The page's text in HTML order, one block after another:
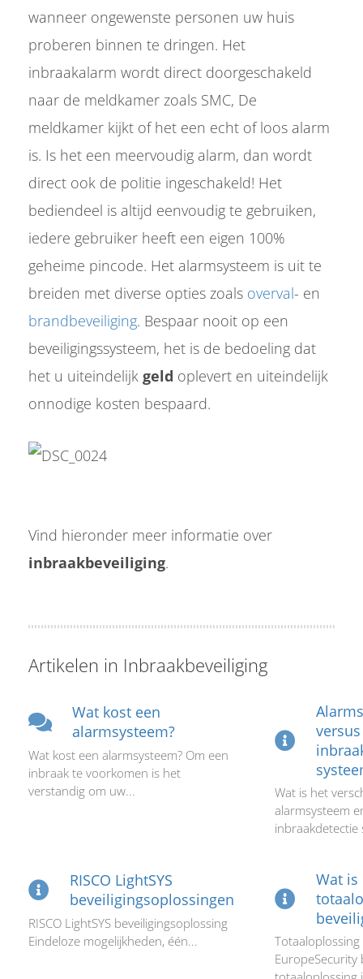
wanneer ongewenste personen uw huis
proberen binnen te dringen. Het
inbraakalarm wordt direct doorgeschakeld
naar de meldkamer zoals SMC, De
meldkamer kijkt of het een echt of loos alarm
is. Is het een meervoudig alarm, dan wordt
direct ook de politie ingeschakeld! Het
bediendeel is altijd eenvoudig te gebruiken,
iedere gebruiker heeft een eigen 100%
geheime pincode. Het alarmsysteem is uit te
breiden met diverse opties zoals overval- en
brandbeveiliging. Bespaar nooit op een
beveiligingssysteem, het is de bedoeling dat
het u uiteindelijk geld oplevert en uiteindelijk
onnodige kosten bespaard.
Vind hieronder meer informatie over
inbraakbeveiliging.
Artikelen in Inbraakbeveiliging
Wat kost een
alarmsysteem?
Wat kost een alarmsysteem? Om een
inbraak te voorkomen is het
verstandig om uw...
versus
Wat is het
alarmsysteem
inbraakdetectie
RISCO LightSYS
beveiligingsoplossingen
RISCO LightSYS beveiligingsoplossing
Eindeloze mogelijkheden, één...
Wat is
Totaaloplossing
EuropeSecurity
om
van
op
gebruikt
te
de
website-